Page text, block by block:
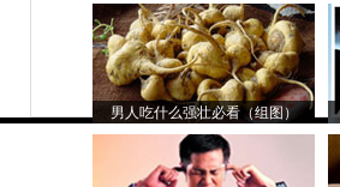
男人吃什么强壮必看（组图）